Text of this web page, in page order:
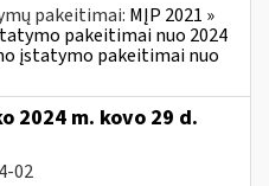
pakeitimai: MĮP 2021 »
pakeitimai nuo 2024
įstatymo pakeitimai nuo
2024 m. kovo 29 d.
02